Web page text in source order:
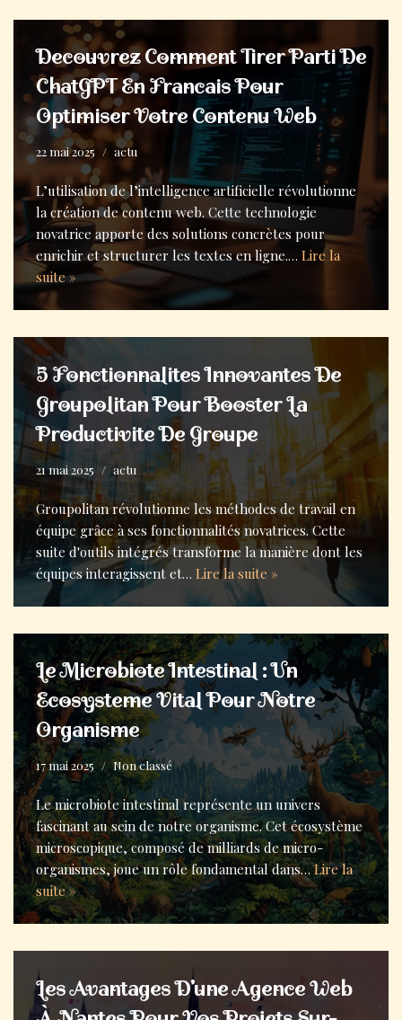
Decouvrez Comment Tirer Parti De
ChatGPT En Francais Pour
Optimiser Votre Contenu Web
22 mai 2025 actu
L’utilisation de l’intelligence artificielle révolutionne
la création de contenu web. Cette technologie
novatrice apporte des solutions concrètes pour
enrichir et structurer les textes en ligne.… Lire la
suite »
5 Fonctionnalites Innovantes De
Groupolitan Pour Booster La
Productivite De Groupe
21 mai 2025 actu
Groupolitan révolutionne les méthodes de travail en
équipe grâce à ses fonctionnalités novatrices. Cette
suite d'outils intégrés transforme la manière dont les
équipes interagissent et… Lire la suite »
Le Microbiote Intestinal : Un
Ecosysteme Vital Pour Notre
Organisme
17 mai 2025 Non classé
Le microbiote intestinal représente un univers
fascinant au sein de notre organisme. Cet écosystème
microscopique, composé de milliards de micro-
organismes, joue un rôle fondamental dans…Lire la
suite »
Les Avantages D’une Agence Web